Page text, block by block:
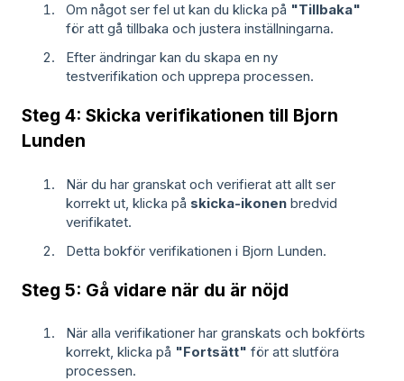
Om något ser fel ut kan du klicka på "Tillbaka"
för att gå tillbaka och justera inställningarna.
Efter ändringar kan du skapa en ny
testverifikation och upprepa processen.
Steg 4: Skicka verifikationen till Bjorn
Lunden
När du har granskat och verifierat att allt ser
korrekt ut, klicka på skicka-ikonen bredvid
verifikatet.
Detta bokför verifikationen i Bjorn Lunden.
Steg 5: Gå vidare när du är nöjd
När alla verifikationer har granskats och bokförts
korrekt, klicka på "Fortsätt" för att slutföra
processen.